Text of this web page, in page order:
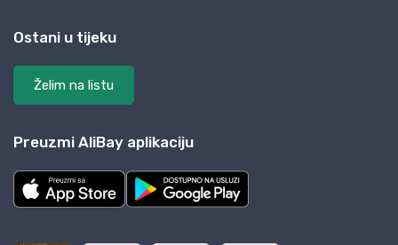
Ostani u tijeku
Želim na listu
Preuzmi AliBay aplikaciju